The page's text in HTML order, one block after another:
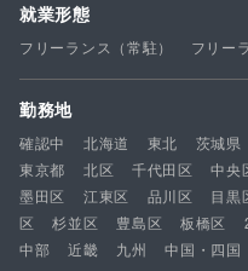
就業形態
フリーランス（常駐） フリー
勤務地
確認中 北海道 東北 茨城県
東京都
北区 千代田区 中央
墨田区
江東区 品川区 目黒
区
杉並区 豊島区 板橋区
中部
近畿 九州 中国・四国